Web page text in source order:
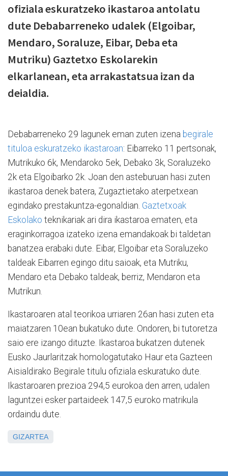
ofiziala eskuratzeko ikastaroa antolatu
dute Debabarreneko udalek (Elgoibar,
Mendaro, Soraluze, Eibar, Deba eta
Mutriku) Gaztetxo Eskolarekin
elkarlanean, eta arrakastatsua izan da
deialdia.
Debabarreneko 29 lagunek eman zuten izena begirale
tituloa eskuratzeko ikastaroan: Eibarreko 11 pertsonak,
Mutrikuko 6k, Mendaroko 5ek, Debako 3k, Soraluzeko
2k eta Elgoibarko 2k. Joan den asteburuan hasi zuten
ikastaroa denek batera, Zugaztietako aterpetxean
egindako prestakuntza-egonaldian. Gaztetxoak
Eskolako teknikariak ari dira ikastaroa ematen, eta
eraginkorragoa izateko izena emandakoak bi taldetan
banatzea erabaki dute. Eibar, Elgoibar eta Soraluzeko
taldeak Eibarren egingo ditu saioak, eta Mutriku,
Mendaro eta Debako taldeak, berriz, Mendaron eta
Mutrikun.
Ikastaroaren atal teorikoa urriaren 26an hasi zuten eta
maiatzaren 10ean bukatuko dute. Ondoren, bi tutoretza
saio ere izango dituzte. Ikastaroa bukatzen dutenek
Eusko Jaurlaritzak homologatutako Haur eta Gazteen
Aisialdirako Begirale titulu ofiziala eskuratuko dute.
Ikastaroaren prezioa 294,5 eurokoa den arren, udalen
laguntzei esker partaideek 147,5 euroko matrikula
ordaindu dute.
GIZARTEA